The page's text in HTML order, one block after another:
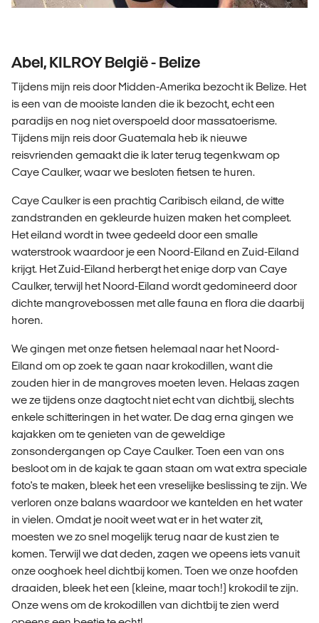
Abel, KILROY België - Belize
Tijdens mijn reis door Midden-Amerika bezocht ik Belize. Het
is een van de mooiste landen die ik bezocht, echt een
paradijs en nog niet overspoeld door massatoerisme.
Tijdens mijn reis door Guatemala heb ik nieuwe
reisvrienden gemaakt die ik later terug tegenkwam op
Caye Caulker, waar we besloten fietsen te huren.
Caye Caulker is een prachtig Caribisch eiland, de witte
zandstranden en gekleurde huizen maken het compleet.
Het eiland wordt in twee gedeeld door een smalle
waterstrook waardoor je een Noord-Eiland en Zuid-Eiland
krijgt. Het Zuid-Eiland herbergt het enige dorp van Caye
Caulker, terwijl het Noord-Eiland wordt gedomineerd door
dichte mangrovebossen met alle fauna en flora die daarbij
horen.
We gingen met onze fietsen helemaal naar het Noord-
Eiland om op zoek te gaan naar krokodillen, want die
zouden hier in de mangroves moeten leven. Helaas zagen
we ze tijdens onze dagtocht niet echt van dichtbij, slechts
enkele schitteringen in het water. De dag erna gingen we
kajakken om te genieten van de geweldige
zonsondergangen op Caye Caulker. Toen een van ons
besloot om in de kajak te gaan staan om wat extra speciale
foto's te maken, bleek het een vreselijke beslissing te zijn. We
verloren onze balans waardoor we kantelden en het water
in vielen. Omdat je nooit weet wat er in het water zit,
moesten we zo snel mogelijk terug naar de kust zien te
komen. Terwijl we dat deden, zagen we opeens iets vanuit
onze ooghoek heel dichtbij komen. Toen we onze hoofden
draaiden, bleek het een (kleine, maar toch!) krokodil te zijn.
Onze wens om de krokodillen van dichtbij te zien werd